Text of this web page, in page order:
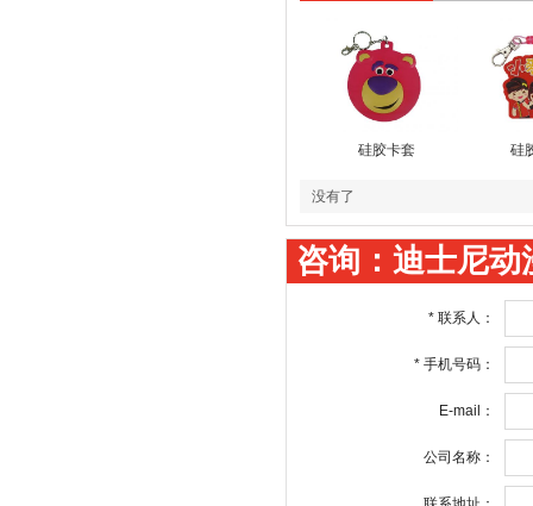
硅胶卡套 硅
没有了
咨询：迪士尼
* 联系人：
* 手机号码：
E-mail：
公司名称：